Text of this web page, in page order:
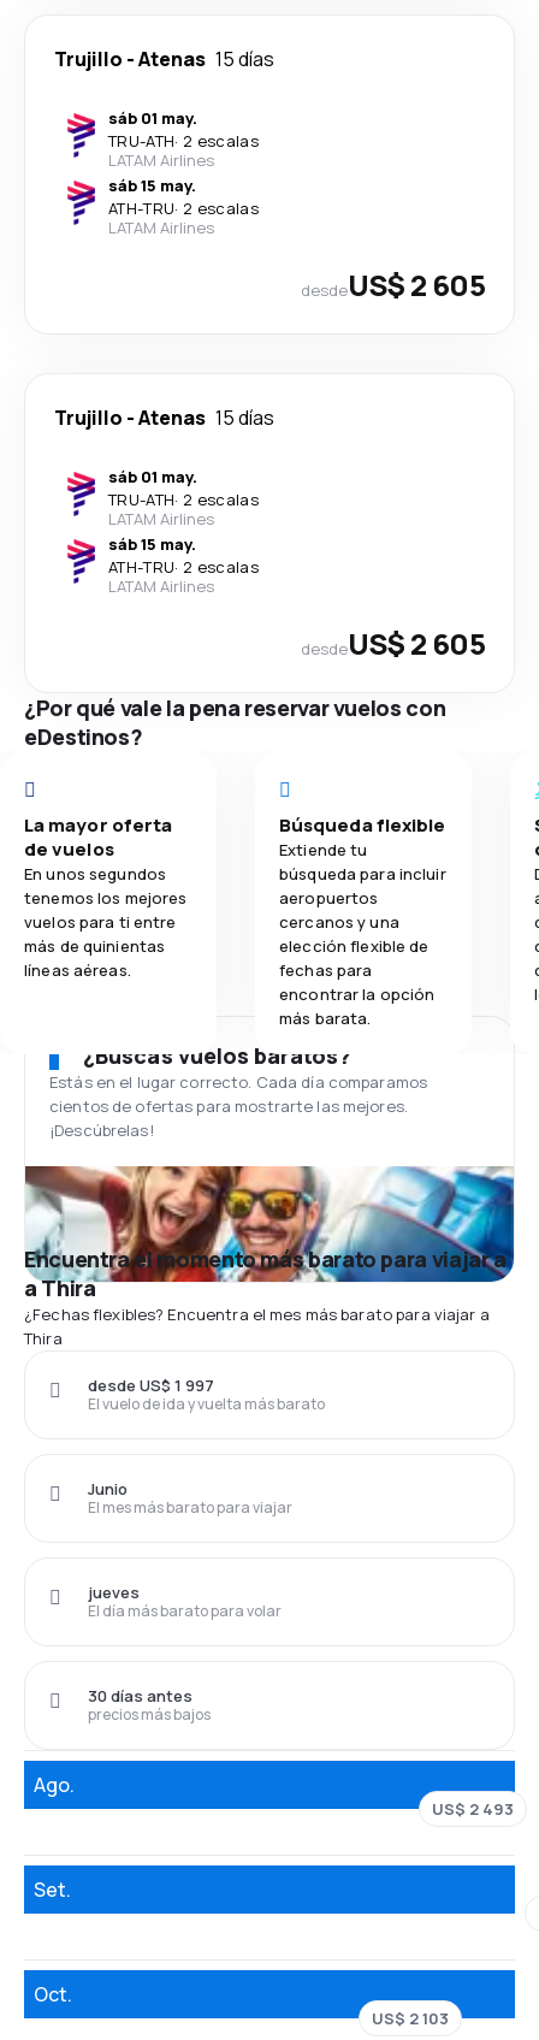
Trujillo -Atenas 15 días
sáb 01 may.
TRU-ATH· 2 escalas
LATAM Airlines
sáb 15 may.
ATH-TRU· 2 escalas
LATAM Airlines
desdeUS$ 2 605
Trujillo -Atenas 15 días
sáb 01 may.
TRU-ATH· 2 escalas
LATAM Airlines
sáb 15 may.
ATH-TRU· 2 escalas
LATAM Airlines
desdeUS$ 2 605
¿Por qué vale la pena reservar vuelos con
eDestinos?
La mayor oferta
de vuelos
En unos segundos
tenemos los mejores
vuelos para ti entre
más de quinientas
líneas aéreas.
Búsqueda flexible
Extiende tu
búsqueda para incluir
aeropuertos
cercanos y una
elección flexible de
fechas para
encontrar la opción
más barata.
¿Buscas vuelos baratos?
Estás en el lugar correcto. Cada día comparamos
cientos de ofertas para mostrarte las mejores.
¡Descúbrelas!
Encuentra el momento más barato para viajar a
a Thira
¿Fechas flexibles? Encuentra el mes más barato para viajar a
Thira
El vuelo de ida y vuelta más barato
desde US$ 1 997
El mes más barato para viajar
Junio
El día más barato para volar
jueves
precios más bajos
30 días antes
Ago.
US$ 2 493
Set.
Oct.
US$ 2 103